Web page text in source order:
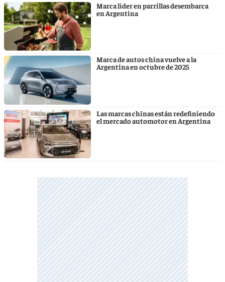
Marca líder en parrillas desembarca
en Argentina
Marca de autos china vuelve a la
Argentina en octubre de 2025
Las marcas chinas están redefiniendo
el mercado automotor en Argentina